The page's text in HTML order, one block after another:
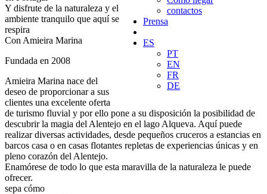
contactos
Prensa
ES
PT
EN
FR
DE
Y disfrute de la naturaleza y el
ambiente tranquilo que aquí se
respira
Con Amieira Marina
Fundada en 2008
Amieira Marina nace del
deseo de proporcionar a sus
clientes una excelente oferta
de turismo fluvial y por ello pone a su disposición la posibilidad de
descubrir la magia del Alentejo en el lago Alqueva. Aquí puede
realizar diversas actividades, desde pequeños cruceros a estancias en
barcos casa o en casas flotantes repletas de experiencias únicas y en
pleno corazón del Alentejo.
Enamórese de todo lo que esta maravilla de la naturaleza le puede
ofrecer.
sepa cómo